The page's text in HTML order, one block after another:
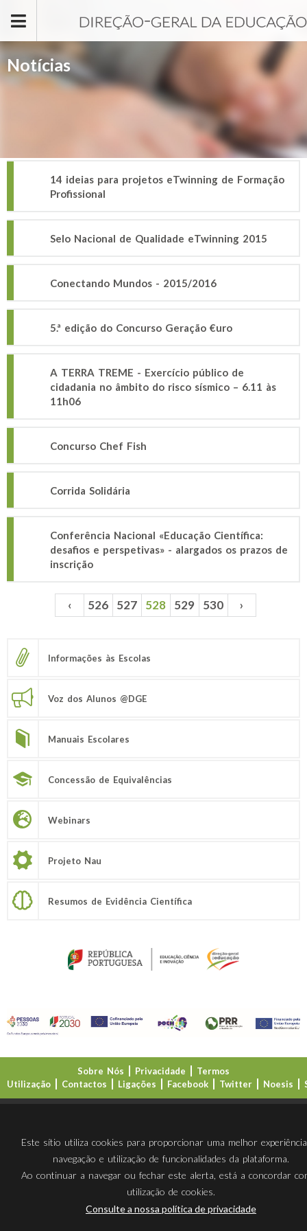
Notícias
14 ideias para projetos eTwinning de Formação
Profissional
Selo Nacional de Qualidade eTwinning 2015
Conectando Mundos - 2015/2016
5.ª edição do Concurso Geração €uro
A TERRA TREME - Exercício público de
cidadania no âmbito do risco sísmico – 6.11 às
11h06
Concurso Chef Fish
Corrida Solidária
Conferência Nacional «Educação Científica:
desafios e perspetivas» - alargados os prazos de
inscrição
Páginas ‹ 526 527 528 529 530 ›
Informações às Escolas
Voz dos Alunos @DGE
Manuais Escolares
Concessão de Equivalências
Webinars
Projeto Nau
Resumos de Evidência Científica
Sobre Nós Privacidade
Termos
Utilização
Contactos Ligações Facebook Twitter Noesis
Este sítio utiliza cookies para proporcionar uma melhor
navegação e utilização de funcionalidades da plataforma.
Ao continuar a navegar ou fechar este alerta, está a concordar
utilização de cookies.
Consulte a nossa política de privacidade